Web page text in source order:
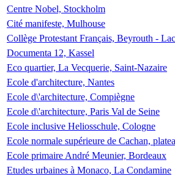
Centre Nobel, Stockholm
Cité manifeste, Mulhouse
Collège Protestant Français, Beyrouth -
Documenta 12, Kassel
Eco quartier, La Vecquerie, Saint-Nazaire
Ecole d'architecture, Nantes
Ecole d\'architecture, Compiègne
Ecole d\'architecture, Paris Val de Seine
Ecole inclusive Heliosschule, Cologne
Ecole normale supérieure de Cachan,
Ecole primaire André Meunier, Bordeaux
Etudes urbaines à Monaco, La Condamine